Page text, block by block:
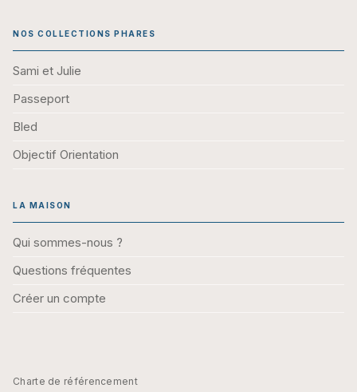
NOS COLLECTIONS PHARES
Sami et Julie
Passeport
Bled
Objectif Orientation
LA MAISON
Qui sommes-nous ?
Questions fréquentes
Créer un compte
Charte de référencement